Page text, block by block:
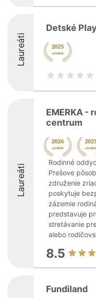
Laureáti
Detské Play
Laureáti
EMERKA -
centrum
Rodinné
Prešove
združenie
poskytuje
zázemie
predstavuje
stretávanie
alebo
8.5
Fundiland